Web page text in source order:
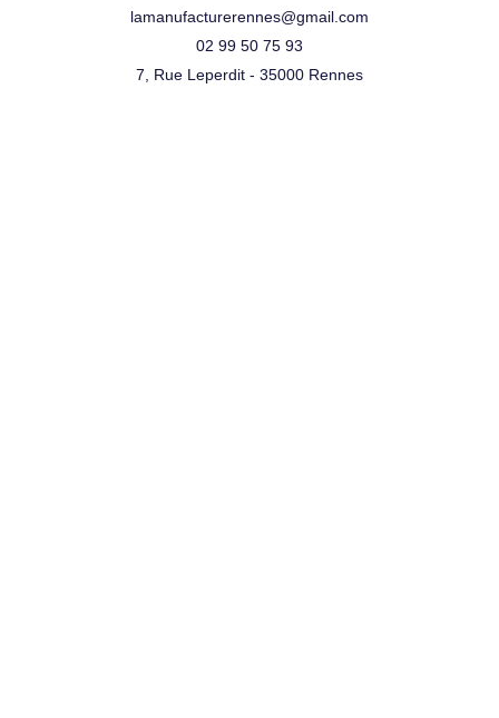
lamanufacturerennes@gmail.com
02 99 50 75 93
7, Rue Leperdit - 35000 Rennes